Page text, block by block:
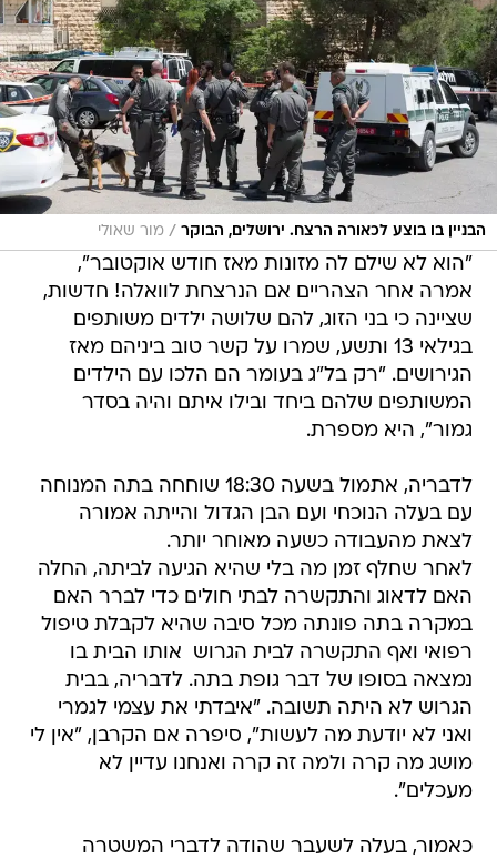
הבניין בו בוצע לכאורה הרצח. ירושלים, הבוקר / מור שאולי
"הוא לא שילם לה מזונות מאז חודש אוקטובר",
אמרה אחר הצהריים אם הנרצחת לוואלה! חדשות,
שציינה כי בני הזוג, להם שלושה ילדים משותפים
בגילאי 13 ותשע, שמרו על קשר טוב ביניהם מאז
הגירושים. "רק בל"ג בעומר הם הלכו עם הילדים
המשותפים שלהם ביחד ובילו איתם והיה בסדר
גמור", היא מספרת.
לדבריה, אתמול בשעה 18:30 שוחחה בתה המנוחה
עם בעלה הנוכחי ועם הבן הגדול והייתה אמורה
לצאת מהעבודה כשעה מאוחר יותר.
לאחר שחלף זמן מה בלי שהיא הגיעה לביתה, החלה
האם לדאוג והתקשרה לבתי חולים כדי לברר האם
במקרה בתה פונתה מכל סיבה שהיא לקבלת טיפול
רפואי ואף התקשרה לבית הגרוש  אותו הבית בו
נמצאה בסופו של דבר גופת בתה. לדבריה, בבית
הגרוש לא היתה תשובה. "איבדתי את עצמי לגמרי
ואני לא יודעת מה לעשות", סיפרה אם הקרבן, "אין לי
מושג מה קרה ולמה זה קרה ואנחנו עדיין לא
מעכלים".
כאמור, בעלה לשעבר שהודה לדברי המשטרה